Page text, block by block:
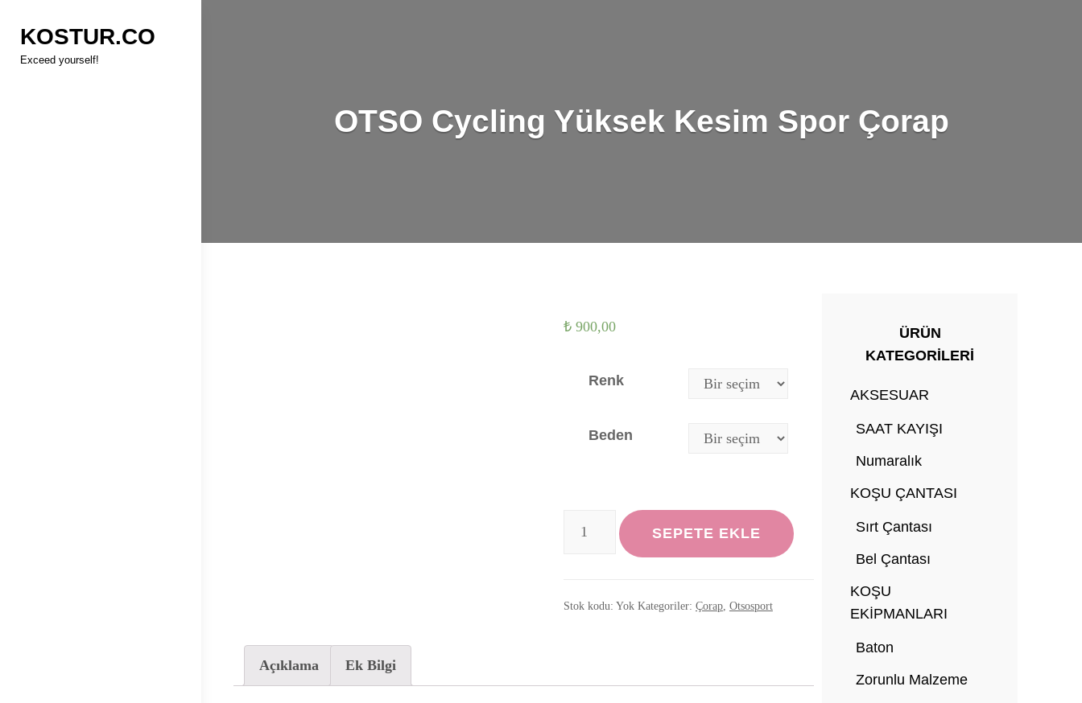
content
KOSTUR.CO
Exceed yourself!
OTSO Cycling Yüksek Kesim Spor Çorap
₺900,00
Renk
Beden
SEPETE EKLE
Stok kodu: Yok Kategoriler: Çorap, Otsosport
Açıklama Ek Bilgi
ÜRÜN
KATEGORILERI
AKSESUAR
SAAT KAYIŞI
Numaralık
KOŞU ÇANTASI
Sırt Çantası
Bel Çantası
KOŞU
EKİPMANLARI
Baton
Zorunlu Malzeme